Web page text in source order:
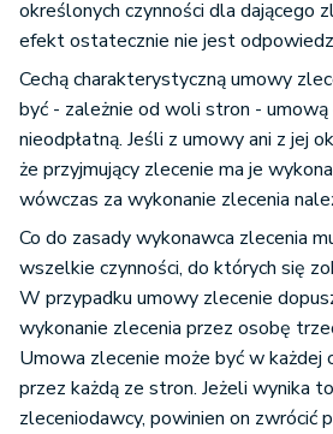
określonych czynności dla dającego
efekt ostatecznie nie jest
Cechą charakterystyczną umowy
być - zależnie od woli stron - umową
nieodpłatną. Jeśli z umowy ani z jej
że przyjmujący zlecenie ma je
wówczas za wykonanie zlecenia
Co do zasady wykonawca zlecenia
wszelkie czynności, do których się
W przypadku umowy zlecenie
wykonanie zlecenia przez osobę
Umowa zlecenie może być w każdej
przez każdą ze stron. Jeżeli wynika
zleceniodawcy, powinien on zwrócić